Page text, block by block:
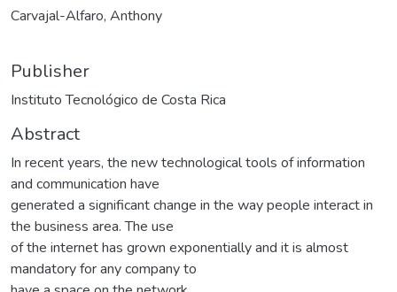
Carvajal-Alfaro, Anthony
Publisher
Instituto Tecnológico de Costa Rica
Abstract
In recent years, the new technological tools of information
and communication have
generated a significant change in the way people interact in
the business area. The use
of the internet has grown exponentially and it is almost
mandatory for any company to